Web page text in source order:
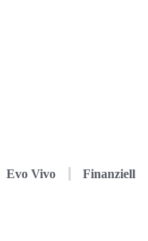
Evo Vivo Finanziell